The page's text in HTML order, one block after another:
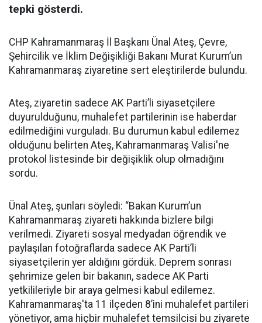
tepki gösterdi.
CHP Kahramanmaraş İl Başkanı Ünal Ateş, Çevre,
Şehircilik ve İklim Değişikliği Bakanı Murat Kurum’un
Kahramanmaraş ziyaretine sert eleştirilerde bulundu.
Ateş, ziyaretin sadece AK Parti’li siyasetçilere
duyurulduğunu, muhalefet partilerinin ise haberdar
edilmediğini vurguladı. Bu durumun kabul edilemez
olduğunu belirten Ateş, Kahramanmaraş Valisi'ne
protokol listesinde bir değişiklik olup olmadığını
sordu.
Ünal Ateş, şunları söyledi: “Bakan Kurum’un
Kahramanmaraş ziyareti hakkında bizlere bilgi
verilmedi. Ziyareti sosyal medyadan öğrendik ve
paylaşılan fotoğraflarda sadece AK Parti’li
siyasetçilerin yer aldığını gördük. Deprem sonrası
şehrimize gelen bir bakanın, sadece AK Parti
yetkilileriyle bir araya gelmesi kabul edilemez.
Kahramanmaraş'ta 11 ilçeden 8’ini muhalefet partileri
yönetiyor, ama hiçbir muhalefet temsilcisi bu ziyarete